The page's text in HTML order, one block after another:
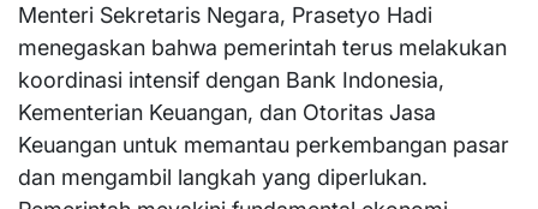
Menteri Sekretaris Negara, Prasetyo Hadi
menegaskan bahwa pemerintah terus melakukan
koordinasi intensif dengan Bank Indonesia,
Kementerian Keuangan, dan Otoritas Jasa
Keuangan untuk memantau perkembangan pasar
dan mengambil langkah yang diperlukan.